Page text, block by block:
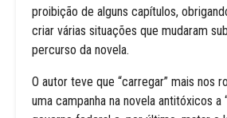
proibição de alguns capítulos,
criar várias situações que mudaram
percurso da novela.
O autor teve que “carregar” mais nos
uma campanha na novela antitóxicos a